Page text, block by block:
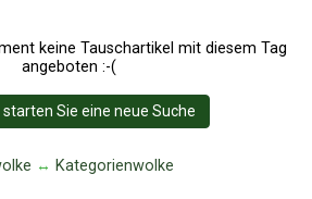
keine Tauschartikel mit diesem Tag
angeboten :-(
starten Sie eine neue Suche
↔ Kategorienwolke